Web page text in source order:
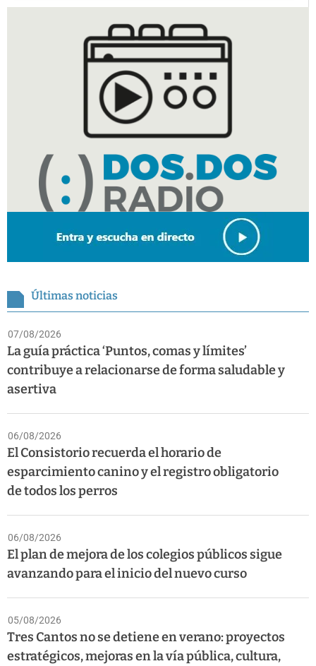
Últimas noticias
07/08/2026
La guía práctica ‘Puntos, comas y límites’
contribuye a relacionarse de forma saludable y
asertiva
06/08/2026
El Consistorio recuerda el horario de
esparcimiento canino y el registro obligatorio
de todos los perros
06/08/2026
El plan de mejora de los colegios públicos sigue
avanzando para el inicio del nuevo curso
05/08/2026
Tres Cantos no se detiene en verano: proyectos
estratégicos, mejoras en la vía pública, cultura,